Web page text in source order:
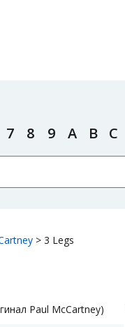
7 8 9 A B C
> 3 Legs
Paul McCartney)